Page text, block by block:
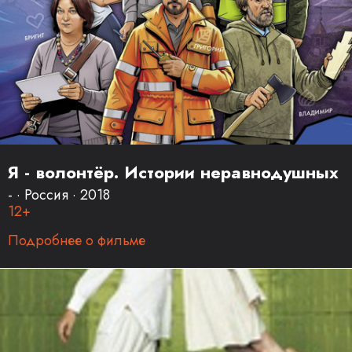
Я - волонтёр. Истории неравнодушных
- · Россия · 2018
12+
Подробнее о фильме